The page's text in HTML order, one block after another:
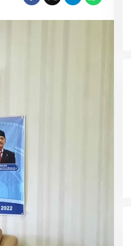
Suci Biar Fokus Ibadah,
Pakai Tri Ibadah